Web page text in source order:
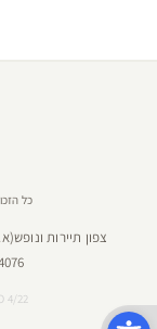
כל
צפון תיירות
4/22
פתח סרגל נגישות